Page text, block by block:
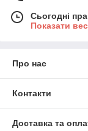
Сьогодні
Показати
Про нас
Контакти
Доставка та